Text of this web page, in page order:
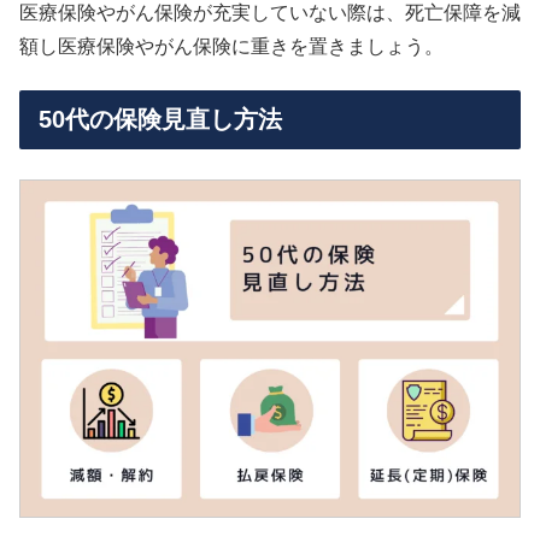
医療保険やがん保険が充実していない際は、死亡保障を減
額し医療保険やがん保険に重きを置きましょう。
50代の保険見直し方法